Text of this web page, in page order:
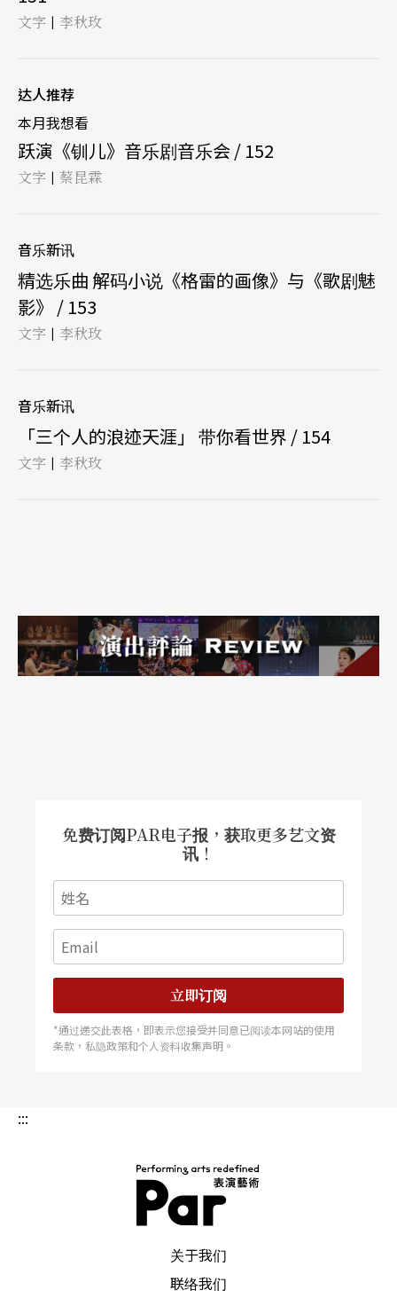
文字 | 李秋玫
达人推荐
本月我想看
跃演《钏儿》音乐剧音乐会 / 152
文字 | 蔡昆霖
音乐新讯
精选乐曲 解码小说《格雷的画像》与《歌剧魅
影》 / 153
文字 | 李秋玫
音乐新讯
「三个人的浪迹天涯」 带你看世界 / 154
文字 | 李秋玫
免费订阅PAR电子报，获取更多艺文资
讯！
立即订阅
*通过递交此表格，即表示您接受并同意已阅读本网站的使用
条款，私隐政策和个人资料收集声明。
:::
关于我们
联络我们